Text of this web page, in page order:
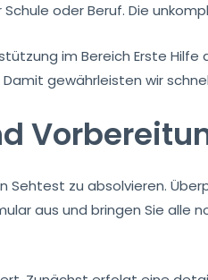
oder Beruf. Die
im Bereich Erste
gewährleisten wir
Sehtest zu absolvieren.
aus und bringen Sie